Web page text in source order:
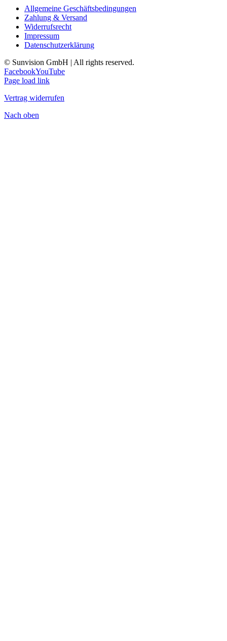
Allgemeine Geschäftsbedingungen
Zahlung & Versand
Widerrufsrecht
Impressum
Datenschutzerklärung
© Sunvision GmbH | All rights reserved.
FacebookYouTube
Page load link
Vertrag widerrufen
Nach oben